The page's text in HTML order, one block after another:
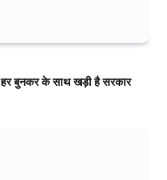
हर बुनकर के साथ खड़ी है सरकार